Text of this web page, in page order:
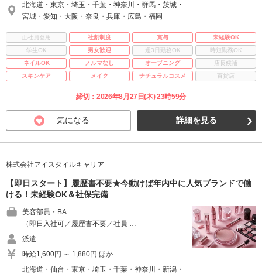
北海道・東京・埼玉・千葉・神奈川・群馬・茨城・
宮城・愛知・大阪・奈良・兵庫・広島・福岡
正社員登用 社割制度 賞与
未経験OK
学生OK
男女歓迎 週3日勤務OK
時短勤務OK
ネイルOK
ノルマなし オープニング
店長候補
スキンケア
メイク ナチュラルコスメ 百貨店
締切：2026年8月27日(木) 23時59分
気になる 詳細を見る
株式会社アイスタイルキャリア
【即日スタート】履歴書不要★今動けば年内中に人気ブランドで働
ける！未経験OK＆社保完備
美容部員・BA
（即日入社可／履歴書不要／社員 …
派遣
時給1,600円 ～ 1,880円 ほか
北海道・仙台・東京・埼玉・千葉・神奈川・新潟・